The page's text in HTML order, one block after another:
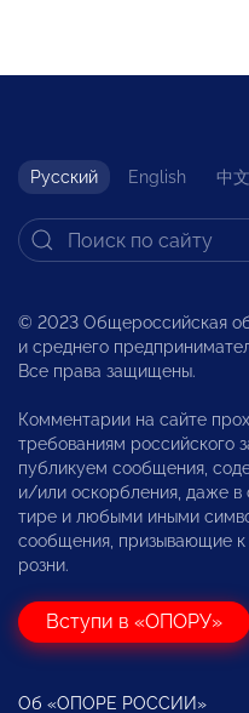
Русский English 中文
© 2023 Общероссийская
и среднего
Все права защищены.
Комментарии на сайте
требованиям российского
публикуем сообщения,
и/или оскорбления, даже в
тире и любыми иными
сообщения, призывающие
розни.
Вступи в «ОПОРУ»
Об «ОПОРЕ РОССИИ»